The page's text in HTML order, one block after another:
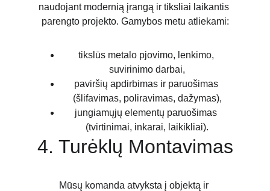
naudojant modernią įrangą ir tiksliai laikantis
parengto projekto. Gamybos metu atliekami:
tikslūs metalo pjovimo, lenkimo,
suvirinimo darbai,
paviršių apdirbimas ir paruošimas
(šlifavimas, poliravimas, dažymas),
jungiamųjų elementų paruošimas
(tvirtinimai, inkarai, laikikliai).
4. Turėklų Montavimas
Mūsų komanda atvyksta į objektą ir